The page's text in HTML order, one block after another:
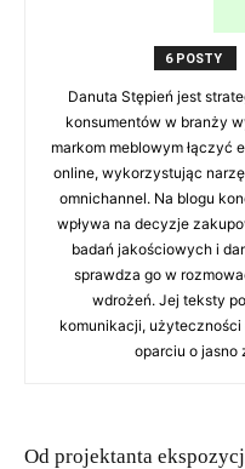
6 POSTY
Danuta Stępień jest
konsumentów w branży
markom meblowym łączyć
online, wykorzystując
omnichannel. Na blogu
wpływa na decyzje
badań jakościowych i
sprawdza go w
wdrożeń. Jej teksty
komunikacji,
oparciu o jasno
Od projektanta